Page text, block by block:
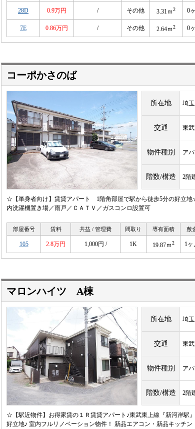
28D 0.9万円 / その他 3.31ｍ2 0
7E 0.86万円 / その他 2.64ｍ2 0
コーポかさのば
所在地 埼
交通 東
物件種別 ア
階数/構造 2階
☆【単身者向け】賃貸アパート 1階角部屋で駅から徒歩5分の好立
内洗濯機置き場／雨戸／ＣＡＴＶ／ガスコンロ設置可
部屋番号 賃料 共益 / 管理費 間取り 専有面積 敷
105 2.8万円 1,000円 / 1K 19.87ｍ2 1ヶ
マロンハイツ A棟
所在地 埼
交通 東
物件種別 ア
階数/構造 2階
☆【駅近物件】お得家賃の１Ｒ賃貸アパート♪東武東上線『新河岸駅
好立地♪ 室内フルリノベーション物件！ 新品エアコン・新品キッチ